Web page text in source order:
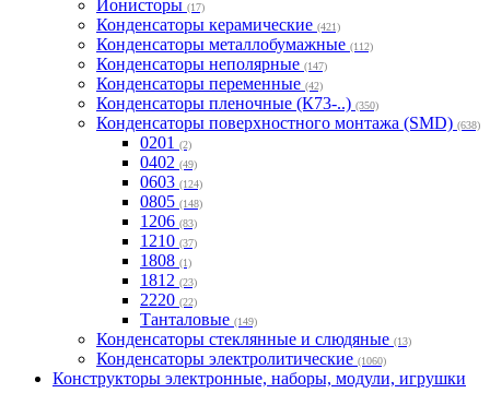
Ионисторы (17)
Конденсаторы керамические (421)
Конденсаторы металлобумажные (112)
Конденсаторы неполярные (147)
Конденсаторы переменные (42)
Конденсаторы пленочные (К73-..) (350)
Конденсаторы поверхностного монтажа (SMD) (638)
0201 (2)
0402 (49)
0603 (124)
0805 (148)
1206 (83)
1210 (37)
1808 (1)
1812 (23)
2220 (22)
Танталовые (149)
Конденсаторы стеклянные и слюдяные (13)
Конденсаторы электролитические (1060)
Конструкторы электронные, наборы, модули, игрушки